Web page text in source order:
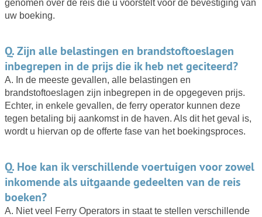
genomen over de reis die u voorstelt voor de bevestiging van
uw boeking.
Q. Zijn alle belastingen en brandstoftoeslagen
inbegrepen in de prijs die ik heb net geciteerd?
A. In de meeste gevallen, alle belastingen en
brandstoftoeslagen zijn inbegrepen in de opgegeven prijs.
Echter, in enkele gevallen, de ferry operator kunnen deze
tegen betaling bij aankomst in de haven. Als dit het geval is,
wordt u hiervan op de offerte fase van het boekingsproces.
Q. Hoe kan ik verschillende voertuigen voor zowel
inkomende als uitgaande gedeelten van de reis
boeken?
A. Niet veel Ferry Operators in staat te stellen verschillende